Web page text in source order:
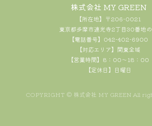
株式会社 MY GREEN
【所在地】〒206-0021
東京都多摩市連光寺2丁目30番地
【電話番号】042-402-6900
【対応エリア】関東全域
【営業時間】8：00～18：00
【定休日】日曜日
COPYRIGHT © 株式会社 MY GREEN All